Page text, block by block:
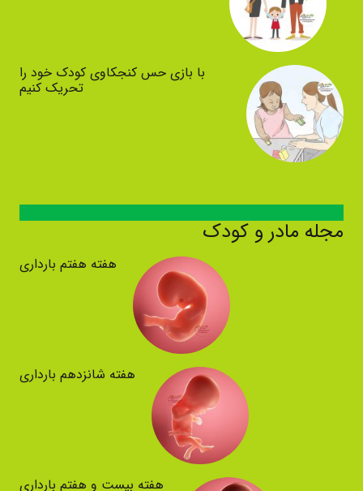
با بازی حس کنجکاوی کودک خود را
تحریک کنیم
مجله مادر و کودک
هفته هفتم بارداری
هفته شانزدهم بارداری
هفته بیست و هفتم بارداری